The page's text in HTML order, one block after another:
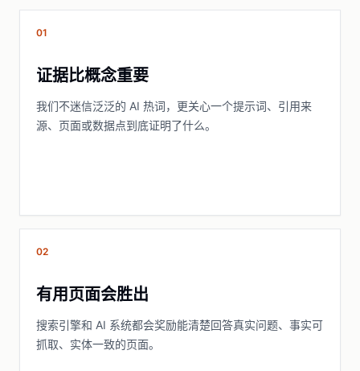
01
证据比概念重要
我们不迷信泛泛的 AI 热词，更关心一个提示词、引用来
源、页面或数据点到底证明了什么。
02
有用页面会胜出
搜索引擎和 AI 系统都会奖励能清楚回答真实问题、事实可
抓取、实体一致的页面。